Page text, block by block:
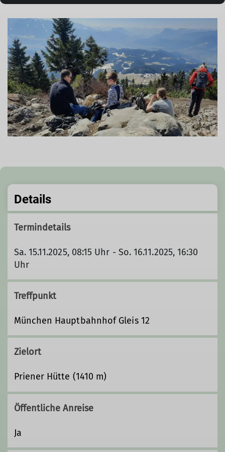
Details
Termindetails
Sa. 15.11.2025, 08:15 Uhr - So. 16.11.2025, 16:30
Uhr
Treffpunkt
München Hauptbahnhof Gleis 12
Zielort
Priener Hütte (1410 m)
Öffentliche Anreise
Ja